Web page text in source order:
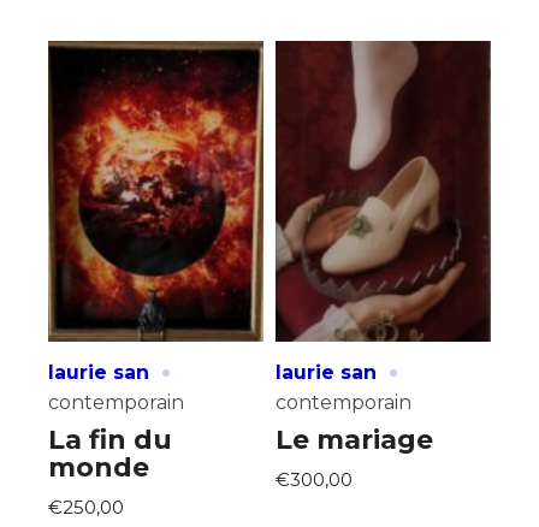
laurie san ·
contemporain
La fin du
monde
€250,00
laurie san ·
contemporain
Le mariage
€300,00